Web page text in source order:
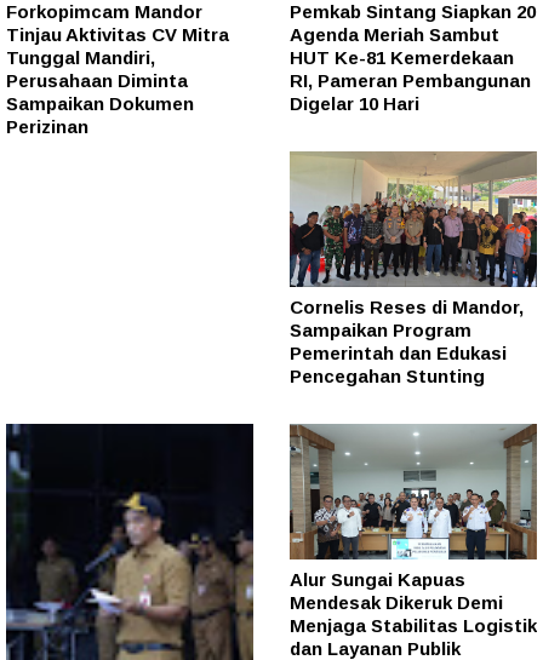
Forkopimcam Mandor
Tinjau Aktivitas CV Mitra
Tunggal Mandiri,
Perusahaan Diminta
Sampaikan Dokumen
Perizinan
Pemkab Sintang Siapkan 20
Agenda Meriah Sambut
HUT Ke-81 Kemerdekaan
RI, Pameran Pembangunan
Digelar 10 Hari
Cornelis Reses di Mandor,
Sampaikan Program
Pemerintah dan Edukasi
Pencegahan Stunting
Alur Sungai Kapuas
Mendesak Dikeruk Demi
Menjaga Stabilitas Logistik
dan Layanan Publik